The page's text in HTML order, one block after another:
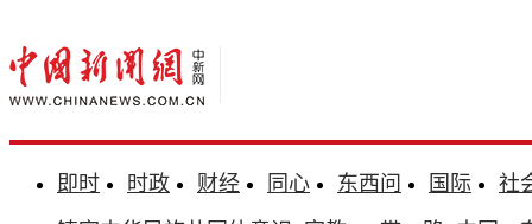
即时 时政 财经 同心 东西问 国际
社